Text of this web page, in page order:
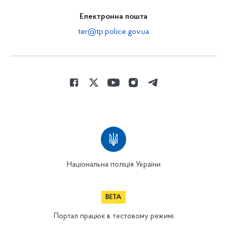
Електронна пошта
ter@tp.police.gov.ua
Національна поліція України
Портал працює в тестовому режимі